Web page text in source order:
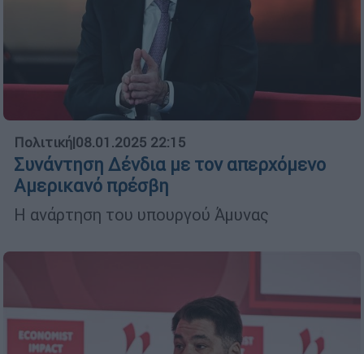
Πολιτική|08.01.2025 22:15
Συνάντηση Δένδια με τον απερχόμενο
Αμερικανό πρέσβη
Η ανάρτηση του υπουργού Άμυνας